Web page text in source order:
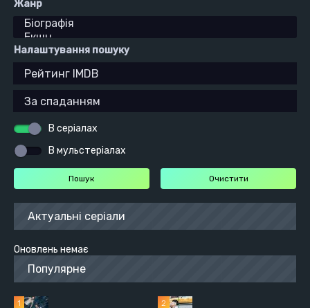
Жанр
Налаштування пошуку
В серіалах
В мульстеріалах
Актуальні серіали
Оновлень немає
Популярне